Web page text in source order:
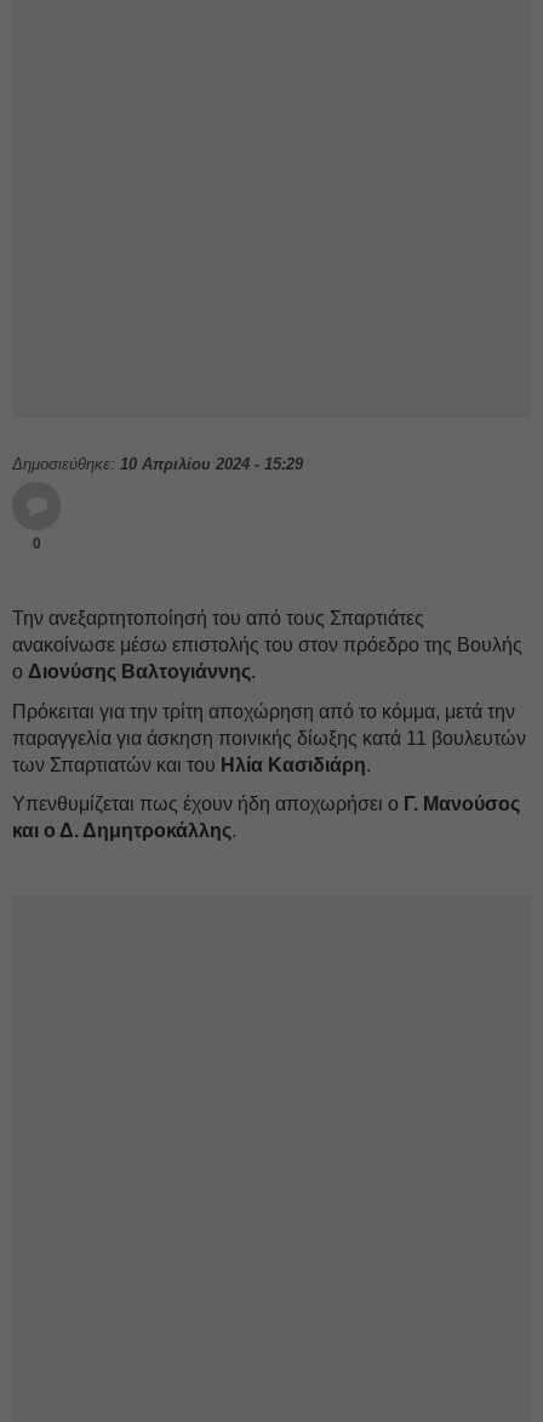
Δημοσιεύθηκε: 10 Απριλίου 2024 - 15:29
0
Την ανεξαρτητοποίησή του από τους Σπαρτιάτες
ανακοίνωσε μέσω επιστολής του στον πρόεδρο της Βουλής
ο Διονύσης Βαλτογιάννης.
Πρόκειται για την τρίτη αποχώρηση από το κόμμα, μετά την
παραγγελία για άσκηση ποινικής δίωξης κατά 11 βουλευτών
των Σπαρτιατών και του Ηλία Κασιδιάρη.
Υπενθυμίζεται πως έχουν ήδη αποχωρήσει o Γ. Μανούσος
και ο Δ. Δημητροκάλλης.